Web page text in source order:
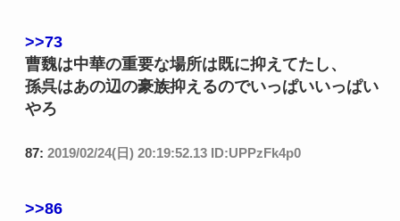
>>73
曹魏は中華の重要な場所は既に抑えてたし、
孫呉はあの辺の豪族抑えるのでいっぱいいっぱい
やろ
87: 2019/02/24(日) 20:19:52.13 ID:UPPzFk4p0
>>86